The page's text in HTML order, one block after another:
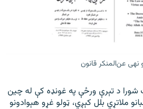
نهی عن‌المنکر قانون
شورا د تېرې ورځې په غونډه کې له چین
ملاتړي بلل کېږي، ټولو غړو هېوادونو